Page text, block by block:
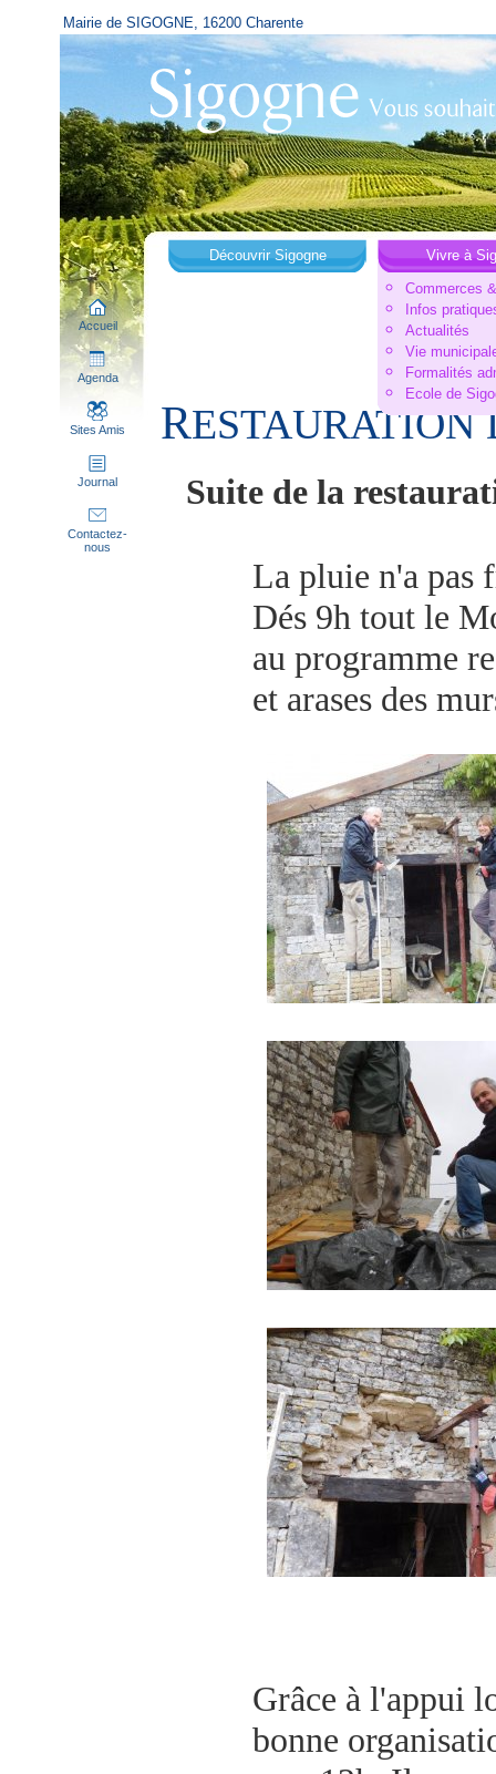
Mairie de SIGOGNE, 16200 Charente
Accueil
Agenda
Sites Amis
Journal
Contactez-
nous
Découvrir Sigogne
Vivre à
Commerces
Infos
Actualités
Vie
Formalités
Ecole de
RESTAURATION
Suite de la
La pluie n'a pas
Dés 9h tout le
au programme
et arases
Grâce à l'appui
bonne